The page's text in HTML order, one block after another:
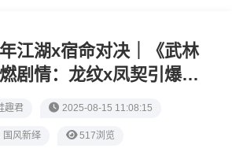
年江湖x宿命对决｜《武林
剧情：龙纹x凤契引爆三
悬案迷局颠覆武林秩序
趣君 2025-08-15 11:08:15
‌国风新绎 517浏览